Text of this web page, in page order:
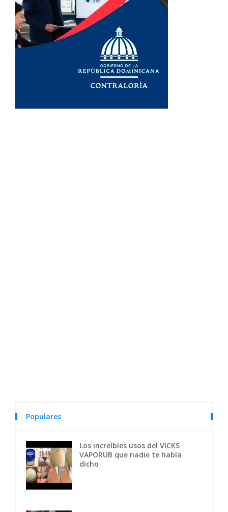
Populares
Los increíbles usos del VICKS
VAPORUB que nadie te había
dicho